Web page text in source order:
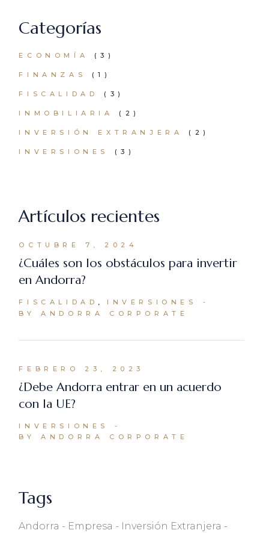
Categorías
ECONOMÍA (3)
FINANZAS (1)
FISCALIDAD (3)
INMOBILIARIA (2)
INVERSIÓN EXTRANJERA (2)
INVERSIONES (3)
Artículos recientes
OCTUBRE 7, 2024
¿Cuáles son los obstáculos para invertir
en Andorra?
FISCALIDAD
INVERSIONES
BY ANDORRA CORPORATE
FEBRERO 23, 2023
¿Debe Andorra entrar en un acuerdo
con la UE?
INVERSIONES
BY ANDORRA CORPORATE
Tags
Andorra Empresa
Inversión Extranjera